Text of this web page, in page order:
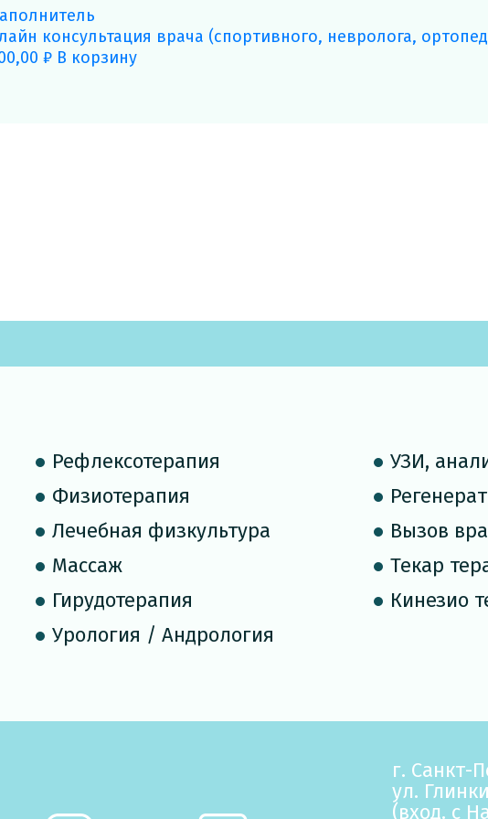
консультация врача (спортивного, невролога,
₽ В корзину
Рефлексотерапия
Физиотерапия
Лечебная физкультура
Массаж
Гирудотерапия
Урология / Андрология
УЗИ,
Вызов
Текар
Кинезио
г. Санкт-
ул.
(вход. с